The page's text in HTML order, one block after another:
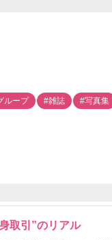
ループ #雑誌 #写真集
取引”のリアル